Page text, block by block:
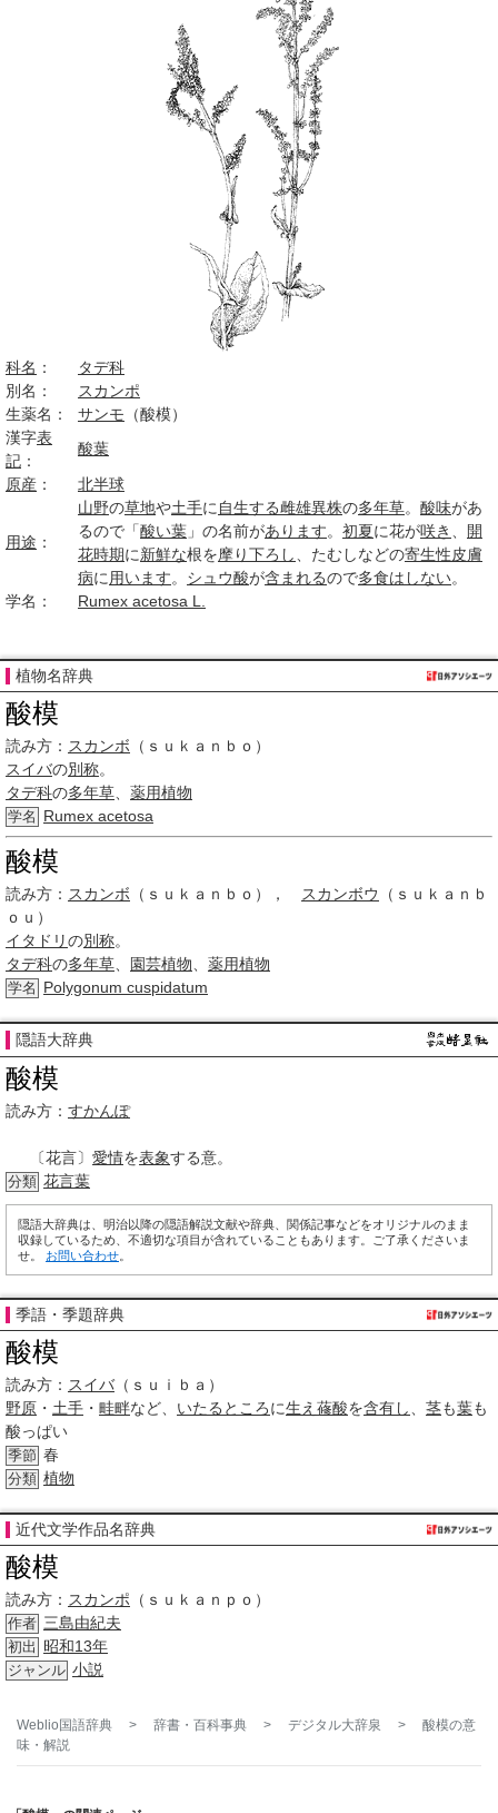
科名 ：
タデ科
別名：
スカンポ
生薬名：
サンモ （酸模）
漢字表
記 ：
酸葉
原産 ： 北半球
用途 ：
山野の草地や土手に 自生する雌雄異株の多年草。 酸味があ
るので「酸い葉 」の名前があります。 初夏に花が咲き
開
花時期に新鮮な根を摩り下ろし 、たむしなどの寄生性皮膚
病に 用います。 シュウ酸が含まれるので多食はしない。
学名：
Rumex acetosa L.
植物名辞典
酸模
読み方： スカンボ （ｓｕｋａｎｂｏ）
スイバの別称。
タデ科の多年草 薬用植物
学名 Rumex acetosa
酸模
読み方： スカンボ （ｓｕｋａｎｂｏ）， スカンボウ
（ｓｕｋａｎｂ
ｏｕ）
イタドリの別称。
タデ科の多年草 園芸植物 薬用植物
学名 Polygonum cuspidatum
隠語大辞典
酸模
読み方： すかんぽ
〔花言〕 愛情を表象する意。
分類 花言葉
隠語大辞典は、明治以降の隠語解説文献や辞典、関係記事などをオリジナルのまま
収録しているため、不適切な項目が含れていることもあります。ご了承くださいま
せ。 お問い合わせ
季語・季題辞典
酸模
読み方： スイバ（ｓｕｉｂａ）
野原 ・ 土手 ・ 畦畔など、 いたるところに生え 蓚酸を含有し 茎も葉も
酸っぱい
季節 春
分類 植物
近代文学作品名辞典
酸模
読み方： スカンポ （ｓｕｋａｎｐｏ）
作者 三島由紀夫
初出 昭和13年
ジャンル 小説
Weblio国語辞典 > 辞書・百科事典 > デジタル大辞泉 > 酸模の意
味・解説